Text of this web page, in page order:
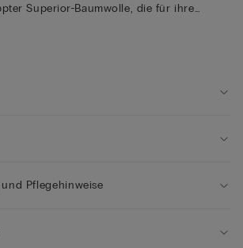
Superior-Baumwolle, die für ihre
eignet es sich perfekt als
Pflegehinweise